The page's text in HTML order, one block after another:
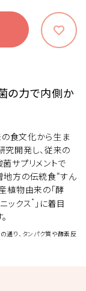
の力で内側か
の食文化から生ま
究開発し、従来の
サプリメントで
地方の伝統食“すん
植物由来の「酵
ックス* 」に着目
通り、タンパク質や酵素反